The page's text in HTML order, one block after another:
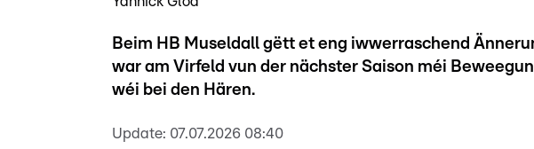
Beim HB Museldall gëtt et eng iwwerraschend
war am Virfeld vun der nächster Saison méi
wéi bei den Hären.
Update: 07.07.2026 08:40